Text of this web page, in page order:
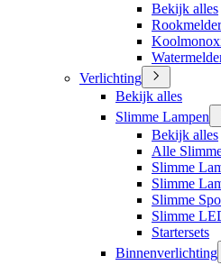
Bekijk alles
Verlichting
Bekijk alles
Slimme Lampen
Bekijk alles
Alle
Slimme
Slimme
Slimme
Slimme
Startersets
Binnenverlichting